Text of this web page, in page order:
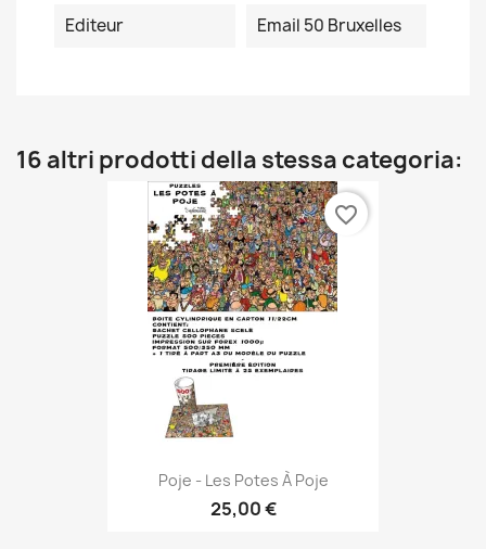
Editeur Email 50 Bruxelles
16 altri prodotti della stessa categoria:
Poje - Les Potes À Poje
25,00 €
favorite_border